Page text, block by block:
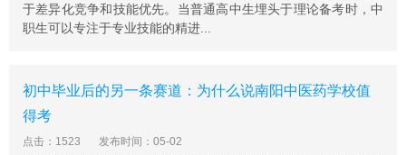
于差异化竞争和技能优先。当普通高中生埋头于理论备考时，中
职生可以专注于专业技能的精进...
初中毕业后的另一条赛道：为什么说南阳中医药学校值
得考
点击：1523 发布时间：05-02